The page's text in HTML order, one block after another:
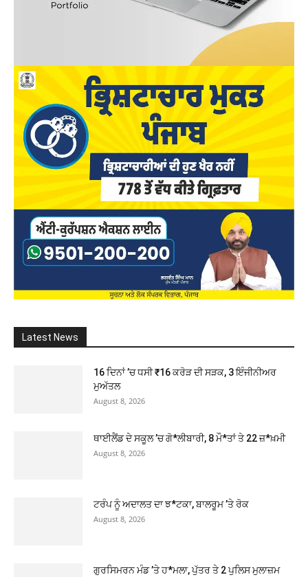
Latest News
16 ਦਿਨਾਂ ’ਚ ਧਸੀ ₹16 ਕਰੋੜ ਦੀ ਸੜਕ, 3 ਇੰਜੀਨੀਅਰ
ਮੁਅੱਤਲ
August 8, 2026
ਥਾਈਲੈਂਡ ਦੇ ਸਕੂਲ ’ਚ ਗੋ*ਲੀਬਾਰੀ, 8 ਮੌ*ਤਾਂ ਤੇ 22 ਜ਼*ਖ਼ਮੀ
August 8, 2026
ਟਰੰਪ ਨੂੰ ਅਦਾਲਤ ਦਾ ਝ*ਟਕਾ, ਬਾਲਰੂਮ ’ਤੇ ਰੋਕ
August 8, 2026
ਗੁਰਸਿਮਰਨ ਮੰਡ ’ਤੇ ਹ*ਮਲਾ, ਪੁੱਤਰ ਤੇ 2 ਪੁਲਿਸ ਮੁਲਾਜ਼ਮ